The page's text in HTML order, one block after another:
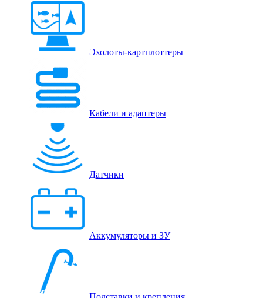
Эхолоты-картплоттеры
Кабели и адаптеры
Датчики
Аккумуляторы и ЗУ